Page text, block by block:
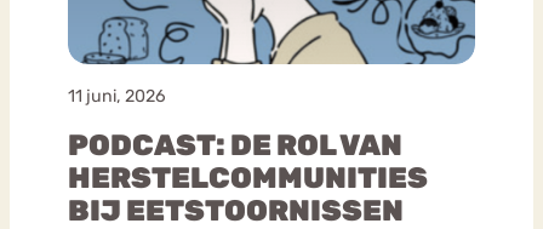
11 juni, 2026
PODCAST: DE ROL VAN
HERSTELCOMMUNITIES
BIJ EETSTOORNISSEN